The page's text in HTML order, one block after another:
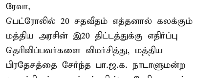
ரேவா,
பெட்ரோலில் 20 சதவீதம் எத்தனால் கலக்கும்
மத்திய அரசின் இ20 திட்டத்துக்கு எதிர்ப்பு
தெரிவிப்பவர்களை விமர்சித்து, மத்திய
பிரதேசத்தை சேர்ந்த பா.ஜ.க. நாடாளுமன்ற